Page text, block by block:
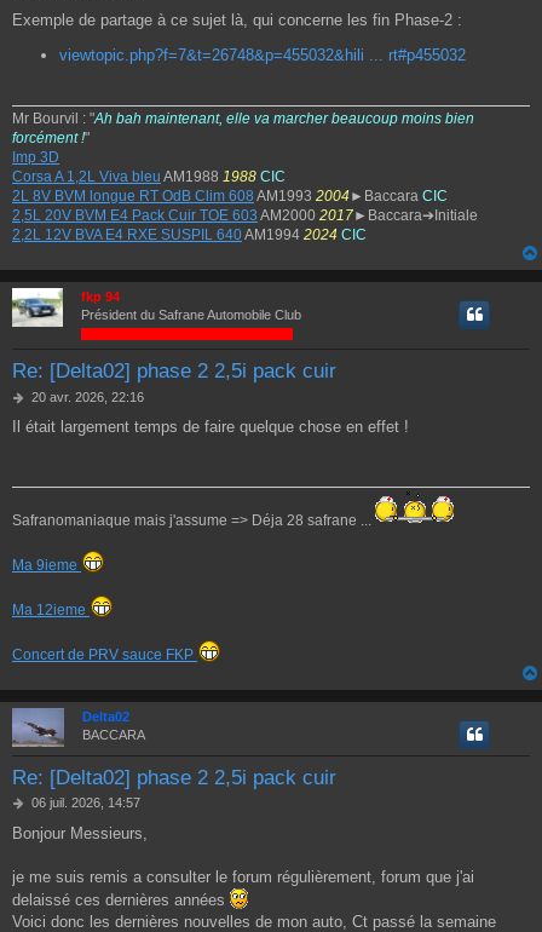
s
Exemple de partage à ce sujet là, qui concerne les fin Phase-2 :
viewtopic.php?f=7&t=26748&p=455032&hili ... rt#p455032
Mr Bourvil : "Ah bah maintenant, elle va marcher beaucoup moins bien
forcément !"
Imp 3D
Corsa A 1,2L Viva bleu AM1988 1988 CIC
2L 8V BVM longue RT OdB Clim 608 AM1993 2004 ►Baccara CIC
2,5L 20V BVM E4 Pack Cuir TOE 603 AM2000 2017►Baccara➔Initiale
2,2L 12V BVA E4 RXE SUSPIL 640AM1994 2024 CIC
fkp 94
Président du Safrane Automobile Club
Re: [Delta02] phase 2 2,5i pack cuir
M
s
g
20 avr. 2026, 22:16
Il était largement temps de faire quelque chose en effet !
Safranomaniaque mais j'assume => Déja 28 safrane ...
Ma 9ieme
Ma 12ieme
Concert de PRV sauce FKP
Delta02
BACCARA
Re: [Delta02] phase 2 2,5i pack cuir
M
s
a
g
06 juil. 2026, 14:57
Bonjour Messieurs,
je me suis remis a consulter le forum régulièrement, forum que j'ai
delaissé ces dernières années
Voici donc les dernières nouvelles de mon auto, Ct passé la semaine